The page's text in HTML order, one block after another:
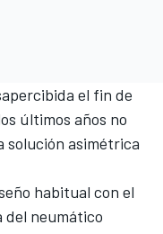
el fin de
últimos años no
solución asimétrica
habitual con el
neumático